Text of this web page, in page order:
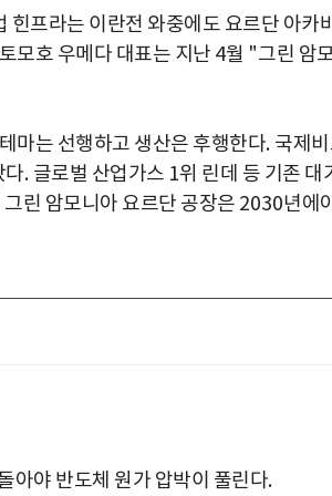
힌프라는 이란전 와중에도 요르단 아카
토모호 우메다 대표는 지난 4월 "그린 암
테마는 선행하고 생산은 후행한다. 국제
다. 글로벌 산업가스 1위 린데 등 기존 대
그린 암모니아 요르단 공장은 2030년에
아야 반도체 원가 압박이 풀린다.